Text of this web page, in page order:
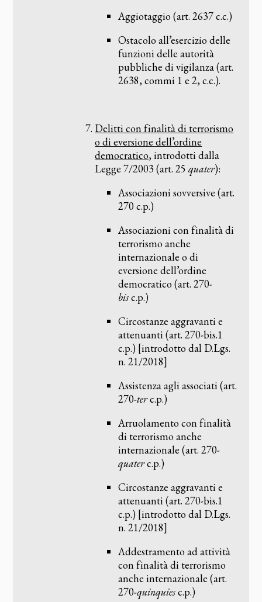
Aggiotaggio (art. 2637 c.c.)
Ostacolo all’esercizio delle
funzioni delle autorità
pubbliche di vigilanza (art.
2638, commi 1 e 2, c.c.).
Delitti con finalità di terrorismo
o di eversione dell’ordine
democratico, introdotti dalla
Legge 7/2003 (art. 25quater):
Associazioni sovversive (art.
270 c.p.)
Associazioni con finalità di
terrorismo anche
internazionale o di
eversione dell’ordine
democratico (art. 270-
bisc.p.)
Circostanze aggravanti e
attenuanti (art. 270-bis.1
c.p.) [introdotto dal D.Lgs.
n. 21/2018]
Assistenza agli associati (art.
270-terc.p.)
Arruolamento con finalità
di terrorismo anche
internazionale (art. 270-
quaterc.p.)
Circostanze aggravanti e
attenuanti (art. 270-bis.1
c.p.) [introdotto dal D.Lgs.
n. 21/2018]
Addestramento ad attività
con finalità di terrorismo
anche internazionale (art.
270-quinquiesc.p.)